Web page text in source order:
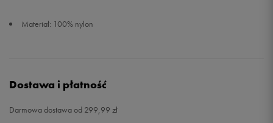
Materiał: 100% nylon
Dostawa i płatność
Darmowa dostawa od 299,99 zł